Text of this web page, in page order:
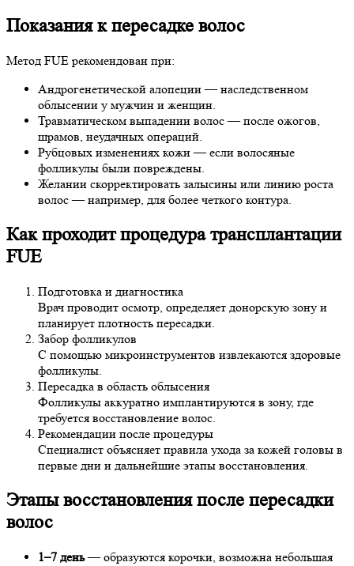
Показания к пересадке волос
Метод FUE рекомендован при:
Андрогенетической алопеции — наследственном
облысении у мужчин и женщин.
Травматическом выпадении волос — после ожогов,
шрамов, неудачных операций.
Рубцовых изменениях кожи — если волосяные
фолликулы были повреждены.
Желании скорректировать залысины или линию роста
волос — например, для более четкого контура.
Как проходит процедура трансплантации
FUE
Подготовка и диагностика
Врач проводит осмотр, определяет донорскую зону и
планирует плотность пересадки.
Забор фолликулов
С помощью микроинструментов извлекаются здоровые
фолликулы.
Пересадка в область облысения
Фолликулы аккуратно имплантируются в зону, где
требуется восстановление волос.
Рекомендации после процедуры
Специалист объясняет правила ухода за кожей головы в
первые дни и дальнейшие этапы восстановления.
Этапы восстановления после пересадки
волос
1–7 день— образуются корочки, возможна небольшая